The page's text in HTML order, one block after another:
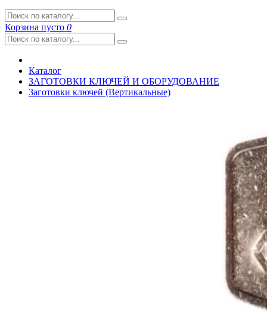
Корзина пусто 0
Каталог
ЗАГОТОВКИ КЛЮЧЕЙ И ОБОРУДОВАНИЕ
Заготовки ключей (Вертикальные)